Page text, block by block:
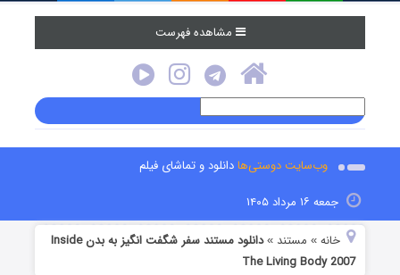
مشاهده فهرست
وب‌سایت دوستی‌هادانلود و تماشای فیلم
جمعه ۱۶ مرداد ۱۴۰۵
خانه » مستند »
دانلود مستند سفر شگفت انگیز به بدن Inside
The Living Body 2007